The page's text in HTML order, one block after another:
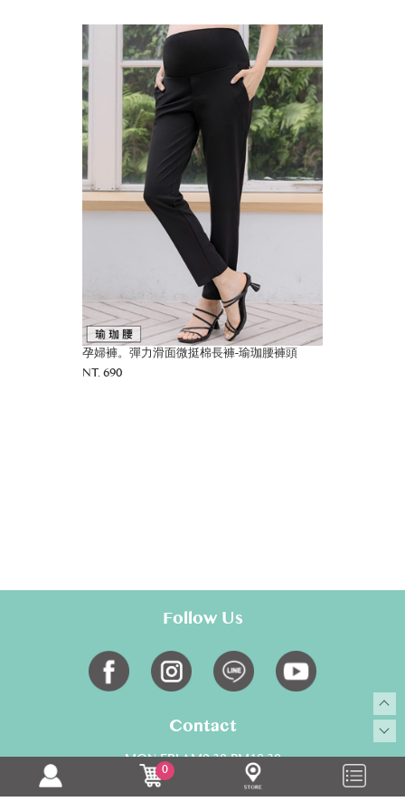
孕婦褲。彈力滑面微挺棉長褲-瑜珈腰褲頭
NT. 690
Follow Us
Contact
MON-FRI AM9:30-PM18:30
02-28817700
0